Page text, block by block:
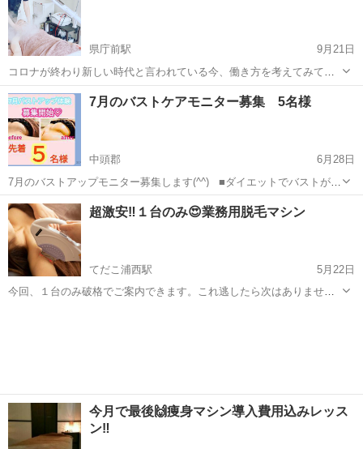
県庁前駅
9月21日
コロナが終わり新しい時代と言われている今、働き方を考えてみても
いいかもしれませんね。手に職を付け、【自宅サロン】として一対一
のゆったり接客や、【副業】としても需要はあります。 流行りスタリ
の無い小顔リンパマッサージには、パッ...
沖縄 那覇市 県庁前駅 小顔
7月のバストケアモニター募集 5名様
中頭郡
6月28日
7月のバストアップモニター募集します(^^) ⁡ ⁡ ■ダイエットでバストが痩
せてしまった方 ■小胸で悩んでいる方 ■産後でバストが削げてしまっ
た方 ■本気で豊胸手術を考えている方 ■スタイルアップしたい方 ...
沖縄 中頭郡 エステ
超激安‼️１台のみ😍業務用脱毛マシン
てだこ浦西駅
5月22日
今回、１台のみ破格でご案内できます。これ逃したら次はありません
今月で最後🙌痩身マシン導入費用込みレッス
ン‼️